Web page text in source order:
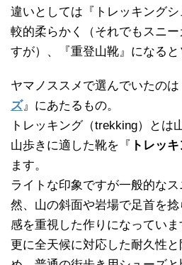
違いとしては『トレッキング
較的柔らかく（それでもスニ
すが）、『重登山靴』になると
ヤマノススメで選んでいたのは
ズ』にあたるもの。
トレッキング（trekking）とは
山歩きに適した靴を『 トレッ
ます。
ライトな印象ですが一般的な
然、山の斜面や岩場で足首を
感を重視した作りになっていま
更に全天候に対応した耐久性